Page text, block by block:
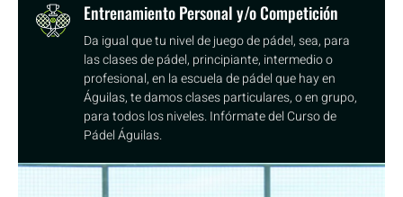
Entrenamiento Personal y/o Competición
Da igual que tu nivel de juego de pádel, sea, para
las clases de pádel, principiante, intermedio o
profesional, en la escuela de pádel que hay en
Águilas, te damos clases particulares, o en grupo,
para todos los niveles. Infórmate del Curso de
Pádel Águilas.